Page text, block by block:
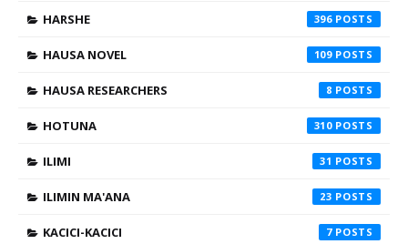
HARSHE 396
HAUSA NOVEL 109
HAUSA RESEARCHERS 8
HOTUNA 310
ILIMI 31
ILIMIN MA'ANA 23
KACICI-KACICI 7